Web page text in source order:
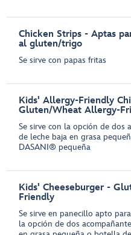
Chicken Strips - Aptas
al gluten/trigo
Se sirve con papas fritas
Kids' Allergy-Friendly
Gluten/Wheat Allergy-
Se sirve con la opción de dos
de leche baja en grasa
DASANI® pequeña
Kids' Cheeseburger -
Friendly
Se sirve en panecillo apto
la opción de dos